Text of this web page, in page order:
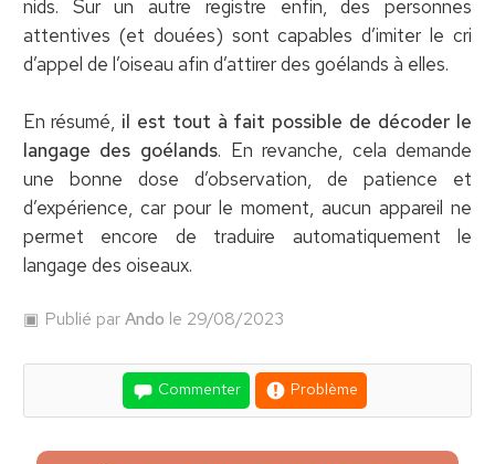
nids. Sur un autre registre enfin, des personnes
attentives (et douées) sont capables d’imiter le cri
d’appel de l’oiseau afin d’attirer des goélands à elles.
En résumé, il est tout à fait possible de décoder le
langage des goélands. En revanche, cela demande
une bonne dose d’observation, de patience et
d’expérience, car pour le moment, aucun appareil ne
permet encore de traduire automatiquement le
langage des oiseaux.
Publié parAndo le 29/08/2023
Commenter Problème